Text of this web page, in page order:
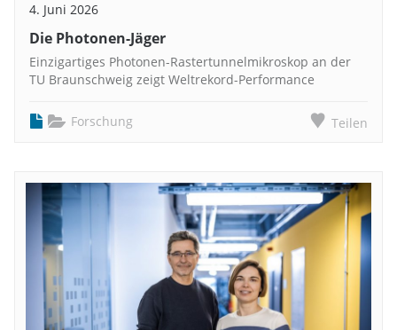
4. Juni 2026
Die Photonen-Jäger
Einzigartiges Photonen-Rastertunnelmikroskop an der
TU Braunschweig zeigt Weltrekord-Performance
Forschung Teilen